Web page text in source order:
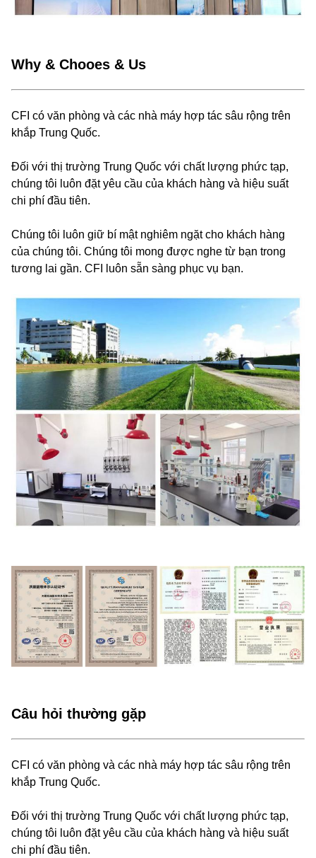
Why & Chooes & Us
CFI có văn phòng và các nhà máy hợp tác sâu rộng trên
khắp Trung Quốc.
Đối với thị trường Trung Quốc với chất lượng phức tạp,
chúng tôi luôn đặt yêu cầu của khách hàng và hiệu suất
chi phí đầu tiên.
Chúng tôi luôn giữ bí mật nghiêm ngặt cho khách hàng
của chúng tôi. Chúng tôi mong được nghe từ bạn trong
tương lai gần. CFI luôn sẵn sàng phục vụ bạn.
Câu hỏi thường gặp
CFI có văn phòng và các nhà máy hợp tác sâu rộng trên
khắp Trung Quốc.
Đối với thị trường Trung Quốc với chất lượng phức tạp,
chúng tôi luôn đặt yêu cầu của khách hàng và hiệu suất
chi phí đầu tiên.